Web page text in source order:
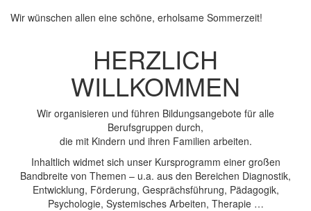
Wir wünschen allen eine schöne, erholsame Sommerzeit!
HERZLICH
WILLKOMMEN
Wir organisieren und führen Bildungsangebote für alle
Berufsgruppen durch,
die mit Kindern und ihren Familien arbeiten.
Inhaltlich widmet sich unser Kursprogramm einer großen
Bandbreite von Themen – u.a. aus den Bereichen Diagnostik,
Entwicklung, Förderung, Gesprächsführung, Pädagogik,
Psychologie, Systemisches Arbeiten, Therapie …